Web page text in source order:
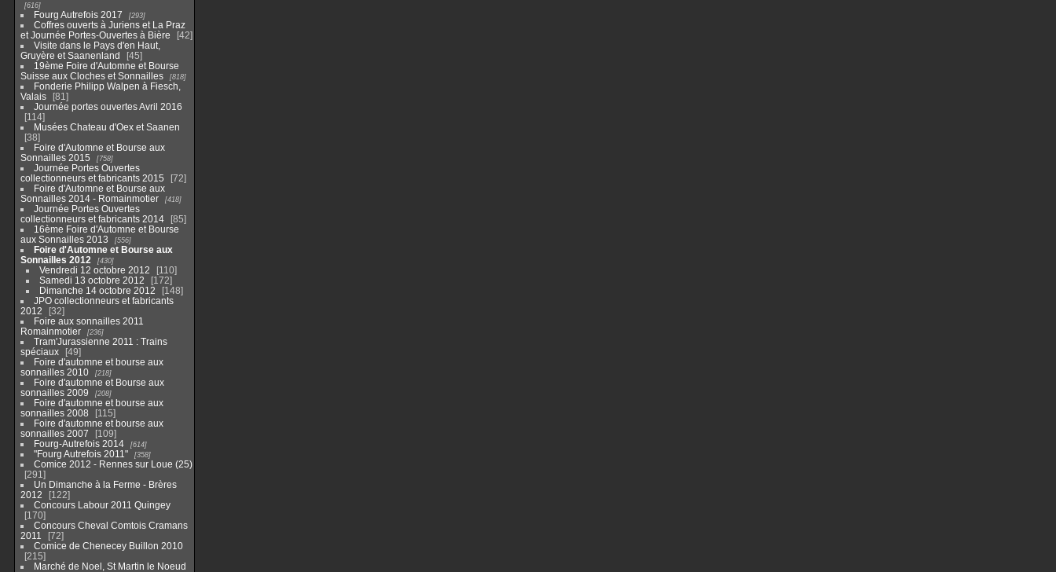
616
Fourg Autrefois 2017 293
Coffres ouverts à Juriens et La Praz
et Journée Portes-Ouvertes à Bière
42
Visite dans le Pays d'en Haut,
Gruyère et Saanenland
45
19ème Foire d'Automne et Bourse
Suisse aux Cloches et Sonnailles
818
Fonderie Philipp Walpen à Fiesch,
Valais
81
Journée portes ouvertes Avril 2016
114
Musées Chateau d'Oex et Saanen
38
Foire d'Automne et Bourse aux
Sonnailles 2015
758
Journée Portes Ouvertes
collectionneurs et fabricants 2015
72
Foire d'Automne et Bourse aux
Sonnailles 2014 - Romainmotier
418
Journée Portes Ouvertes
collectionneurs et fabricants 2014
85
16ème Foire d'Automne et Bourse
aux Sonnailles 2013
556
Foire d'Automne et Bourse aux
Sonnailles 2012
430
Vendredi 12 octobre 2012
110
Samedi 13 octobre 2012
172
Dimanche 14 octobre 2012
148
JPO collectionneurs et fabricants
2012
32
Foire aux sonnailles 2011
Romainmotier
236
Tram'Jurassienne 2011 : Trains
spéciaux
49
Foire d'automne et bourse aux
sonnailles 2010
218
Foire d'automne et Bourse aux
sonnailles 2009
208
Foire d'automne et bourse aux
sonnailles 2008
115
Foire d'automne et bourse aux
sonnailles 2007
109
Fourg-Autrefois 2014
614
"Fourg Autrefois 2011" 358
Comice 2012 - Rennes sur Loue (25)
291
Un Dimanche à la Ferme - Brères
2012
122
Concours Labour 2011 Quingey
170
Concours Cheval Comtois Cramans
2011
72
Comice de Chenecey Buillon 2010
215
Marché de Noel, St Martin le Noeud